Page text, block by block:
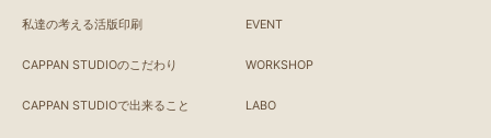
私達の考える活版印刷
CAPPAN STUDIOのこだわり
CAPPAN STUDIOで出来ること
EVENT
WORKSHOP
LABO